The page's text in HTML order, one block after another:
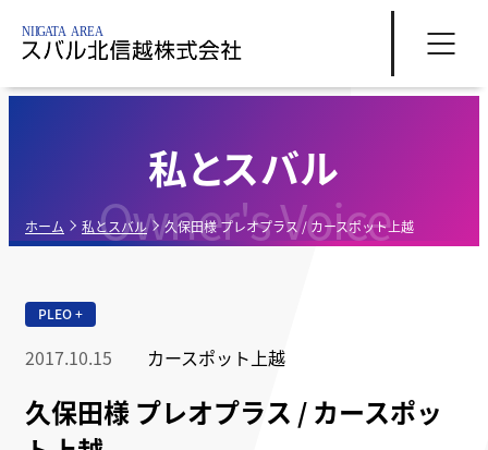
Owner's Voice
私とスバル
ホーム 私とスバル 久保田様 プレオプラス / カースポット上越
PLEO +
2017.10.15 カースポット上越
久保田様 プレオプラス / カースポッ